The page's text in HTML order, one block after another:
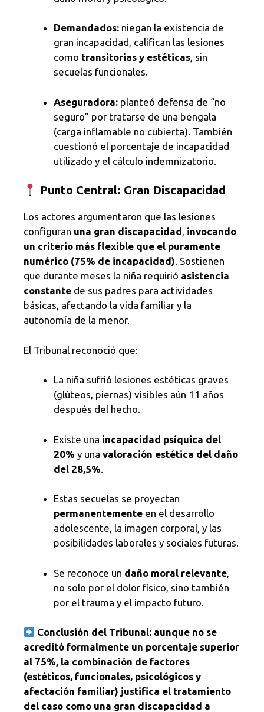
Demandados: niegan la existencia de
gran incapacidad, califican las lesiones
como transitorias y estéticas, sin
secuelas funcionales.
Aseguradora: planteó defensa de “no
seguro” por tratarse de una bengala
(carga inflamable no cubierta). También
cuestionó el porcentaje de incapacidad
utilizado y el cálculo indemnizatorio.
Punto Central: Gran Discapacidad
Los actores argumentaron que las lesiones
configuran una gran discapacidad, invocando
un criterio más flexible que el puramente
numérico (75% de incapacidad). Sostienen
que durante meses la niña requirió asistencia
constante de sus padres para actividades
básicas, afectando la vida familiar y la
autonomía de la menor.
El Tribunal reconoció que:
La niña sufrió lesiones estéticas graves
(glúteos, piernas) visibles aún 11 años
después del hecho.
Existe una incapacidad psíquica del
20% y una valoración estética del daño
del 28,5%
Estas secuelas se proyectan
permanentemente en el desarrollo
adolescente, la imagen corporal, y las
posibilidades laborales y sociales futuras.
Se reconoce un daño moral relevante
no solo por el dolor físico, sino también
por el trauma y el impacto futuro.
Conclusión del Tribunal: aunque no se
acreditó formalmente un porcentaje superior
al 75%, la combinación de factores
(estéticos, funcionales, psicológicos y
afectación familiar) justifica el tratamiento
del caso como una gran discapacidad a